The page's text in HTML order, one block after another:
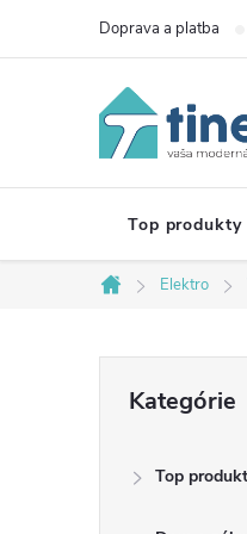
Doprava a platba
Top produkty
Domov
Elektro
kategórie
Kategórie
Top